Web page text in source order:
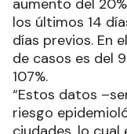
aumento del
los últimos 14
días previos. En
de casos es del
107%.
“Estos datos
riesgo